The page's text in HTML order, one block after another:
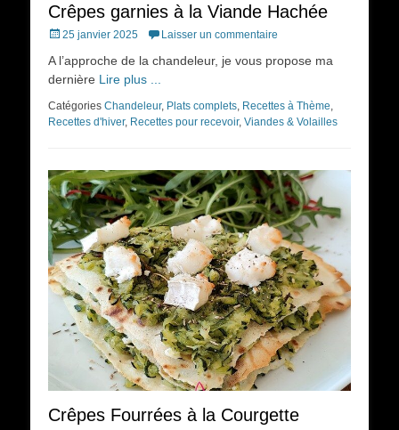
Crêpes garnies à la Viande Hachée
Posted
25 janvier 2025 Laisser un commentaire
A l’approche de la chandeleur, je vous propose ma
dernière Lire plus ...
Catégories Chandeleur, Plats complets Recettes à Thème
Recettes d'hiver, Recettes pour recevoir, Viandes & Volailles
Crêpes Fourrées à la Courgette